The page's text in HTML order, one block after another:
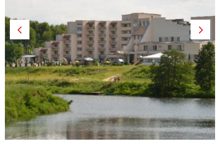
Previous Next